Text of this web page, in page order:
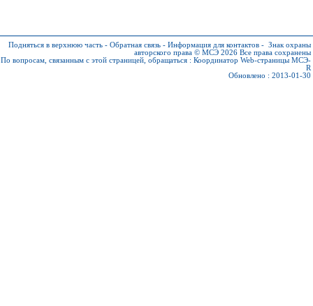
Подняться в верхнюю часть - Обратная связь - Информация для контактов - Знак охраны
авторского права © МСЭ 2026 Все права сохранены
По вопросам, связанным с этой страницей, обращаться : Координатор Web-страницы МСЭ-
R
Обновлено : 2013-01-30